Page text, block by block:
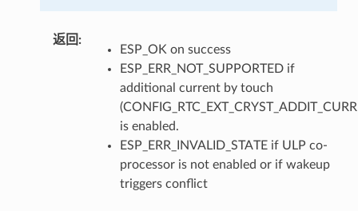
返回 :
ESP_OK on success
ESP_ERR_NOT_SUPPORTED if
additional current by touch
is enabled.
ESP_ERR_INVALID_STATE if ULP co-
processor is not enabled or if wakeup
triggers conflict